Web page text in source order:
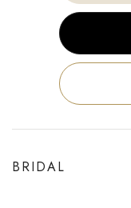
BRIDAL